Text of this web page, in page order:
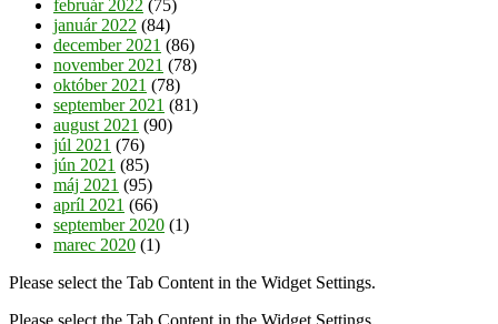
február 2022 (75)
január 2022 (84)
december 2021 (86)
november 2021 (78)
október 2021 (78)
september 2021 (81)
august 2021 (90)
júl 2021 (76)
jún 2021 (85)
máj 2021 (95)
apríl 2021 (66)
september 2020 (1)
marec 2020 (1)
Please select the Tab Content in the Widget Settings.
Please select the Tab Content in the Widget Settings.